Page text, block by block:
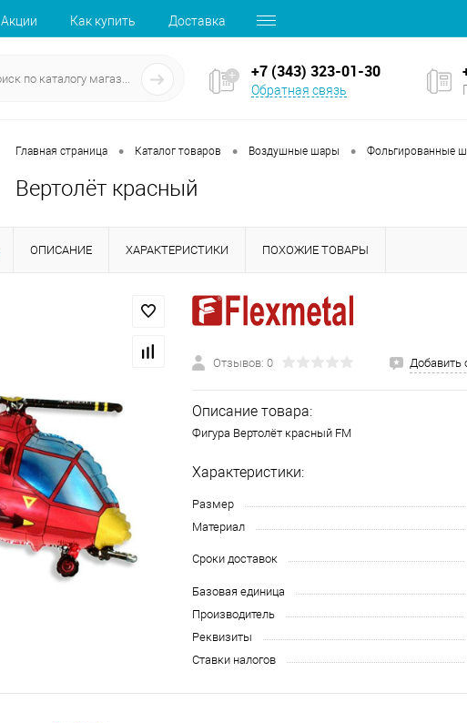
Акции Как купить Доставка
+7 (343) 323-01-30
Обратная связь
Главная страница • Каталог товаров • Воздушные шары • Фольгированные
Вертолёт красный
ОПИСАНИЕ ХАРАКТЕРИСТИКИ ПОХОЖИЕ ТОВАРЫ
Отзывов: 0 Добавить
Описание товара:
Фигура Вертолёт красный FM
Характеристики:
Размер
Материал
Сроки доставок
Базовая единица
Производитель
Реквизиты
Ставки налогов